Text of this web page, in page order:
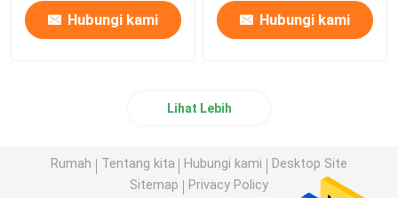
Hubungi kami Hubungi kami
Lihat Lebih
Rumah Tentang kita Hubungi kami
Desktop Site
Sitemap
Privacy Policy